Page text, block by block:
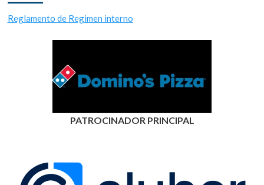
Reglamento de Regimen interno
PATROCINADOR PRINCIPAL